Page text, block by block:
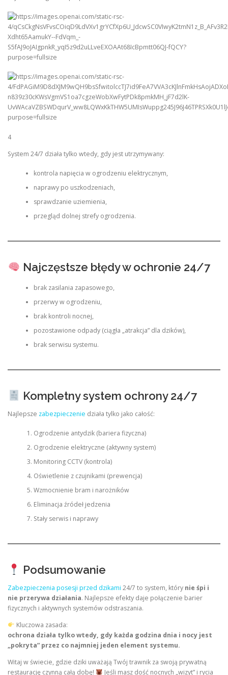
4
System 24/7 działa tylko wtedy, gdy jest utrzymywany:
kontrola napięcia w ogrodzeniu elektrycznym,
naprawy po uszkodzeniach,
sprawdzanie uziemienia,
przegląd dolnej strefy ogrodzenia.
Najczęstsze błędy w ochronie 24/7
brak zasilania zapasowego,
przerwy w ogrodzeniu,
brak kontroli nocnej,
pozostawione odpady (ciągła „atrakcja” dla dzików),
brak serwisu systemu.
Kompletny system ochrony 24/7
Najlepsze zabezpieczenie działa tylko jako całość:
Ogrodzenie antydzik (bariera fizyczna)
Ogrodzenie elektryczne (aktywny system)
Monitoring CCTV (kontrola)
Oświetlenie z czujnikami (prewencja)
Wzmocnienie bram i narożników
Eliminacja źródeł jedzenia
Stały serwis i naprawy
Podsumowanie
Zabezpieczenia posesji przed dzikami 24/7 to system, który nie śpi i
nie przerywa działania. Najlepsze efekty daje połączenie barier
fizycznych i aktywnych systemów odstraszania.
Kluczowa zasada:
ochrona działa tylko wtedy, gdy każda godzina dnia i nocy jest
„pokryta” przez co najmniej jeden element systemu.
Witaj w świecie, gdzie dziki uważają Twój trawnik za swoją prywatną
restaurację czynną całą dobę!
Jeśli masz dość nocnych „wizyt” i rycia